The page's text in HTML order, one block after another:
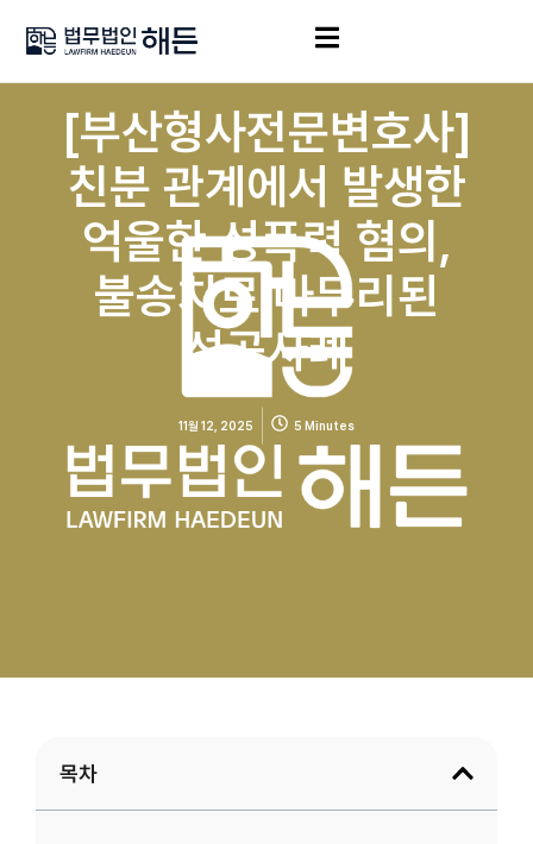
[부산형사전문변호사]
친분 관계에서 발생한
억울한 성폭력 혐의,
불송치로 마무리된
성공사례
11월 12, 2025 5 Minutes
목차